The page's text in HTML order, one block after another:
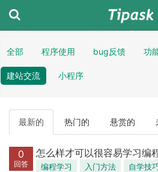
全部 程序使用 bug反馈 功
建站交流 小程序
最新的 热门的 悬赏的
0
回答
怎么样才可以很容易学习编
编程学习 入门方法
自学技